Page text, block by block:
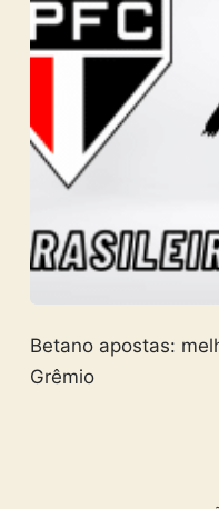
Betano apostas:
Grêmio